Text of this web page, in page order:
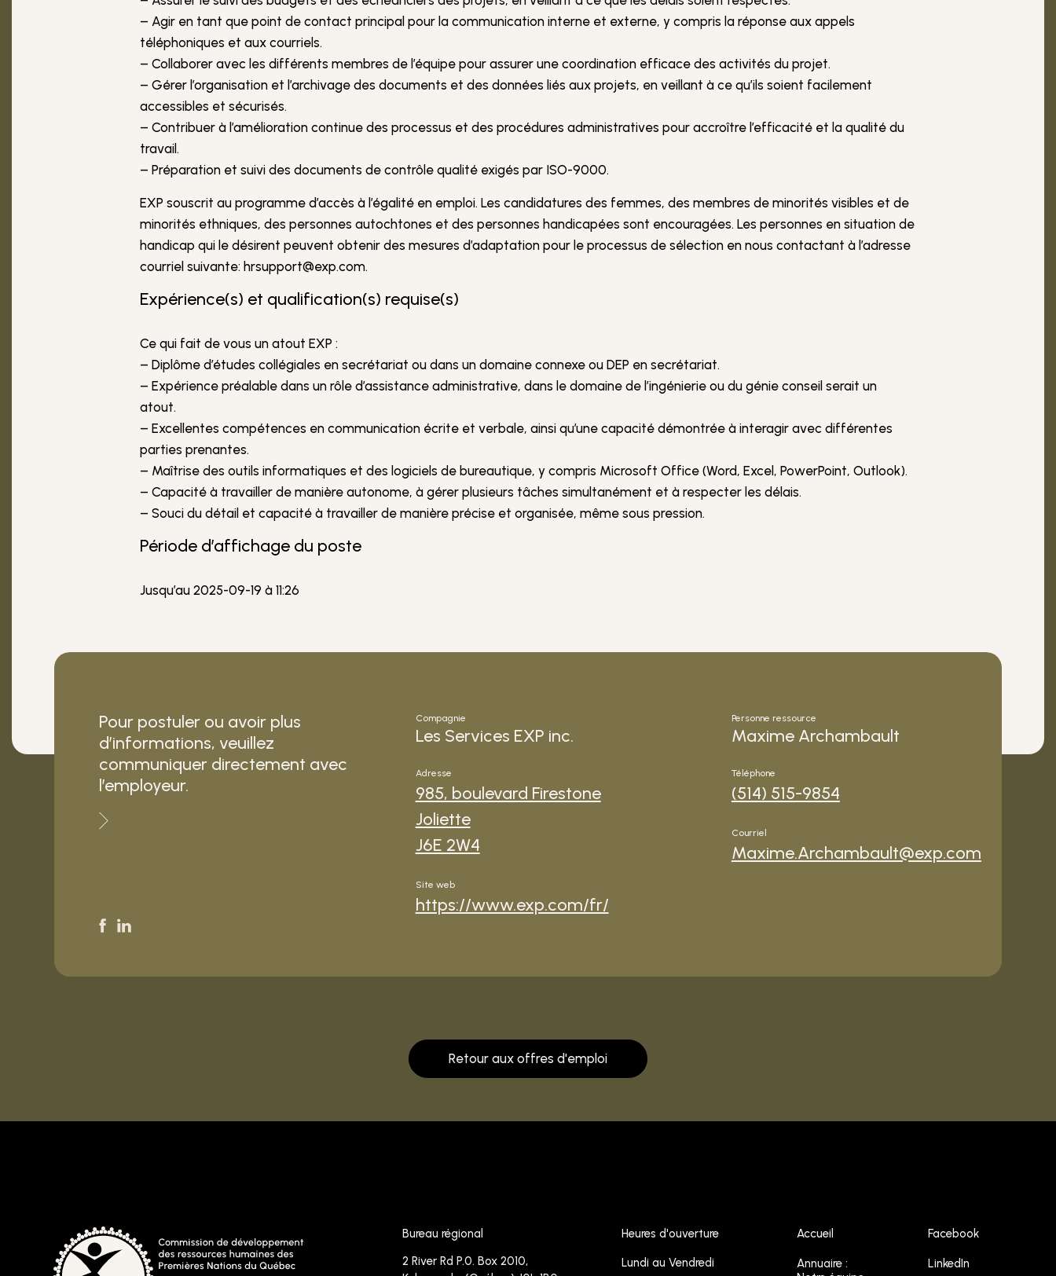
– Agir en tant que point de contact principal pour la communication interne et externe, y compris la réponse aux appels
téléphoniques et aux courriels.
– Collaborer avec les différents membres de l’équipe pour assurer une coordination efficace des activités du projet.
– Gérer l’organisation et l’archivage des documents et des données liés aux projets, en veillant à ce qu’ils soient facilement
accessibles et sécurisés.
– Contribuer à l’amélioration continue des processus et des procédures administratives pour accroître l’efficacité et la qualité du
travail.
– Préparation et suivi des documents de contrôle qualité exigés par ISO-9000.
EXP souscrit au programme d’accès à l’égalité en emploi. Les candidatures des femmes, des membres de minorités visibles et de
minorités ethniques, des personnes autochtones et des personnes handicapées sont encouragées. Les personnes en situation de
handicap qui le désirent peuvent obtenir des mesures d’adaptation pour le processus de sélection en nous contactant à l’adresse
courriel suivante: hrsupport@exp.com.
Expérience(s) et qualification(s) requise(s)
Ce qui fait de vous un atout EXP :
– Diplôme d’études collégiales en secrétariat ou dans un domaine connexe ou DEP en secrétariat.
– Expérience préalable dans un rôle d’assistance administrative, dans le domaine de l’ingénierie ou du génie conseil serait un
atout.
– Excellentes compétences en communication écrite et verbale, ainsi qu’une capacité démontrée à interagir avec différentes
parties prenantes.
– Maîtrise des outils informatiques et des logiciels de bureautique, y compris Microsoft Office (Word, Excel, PowerPoint, Outlook).
– Capacité à travailler de manière autonome, à gérer plusieurs tâches simultanément et à respecter les délais.
– Souci du détail et capacité à travailler de manière précise et organisée, même sous pression.
Période d’affichage du poste
Jusqu’au 2025-09-19 à 11:26
Pour postuler ou avoir plus
d’informations, veuillez
communiquer directement avec
l’employeur.
Compagnie
Les Services EXP inc.
Adresse
985, boulevard Firestone
Joliette
J6E 2W4
Site web
https://www.exp.com/fr/
Personne ressource
Maxime Archambault
Téléphone
(514) 515-9854
Courriel
Maxime.Archambault@exp.com
Retour aux offres d'emploi
Bureau régional
2 River Rd P.0. Box 2010,
Heures d'ouverture
Lundi au Vendredi
Accueil
Annuaire :
Facebook
LinkedIn